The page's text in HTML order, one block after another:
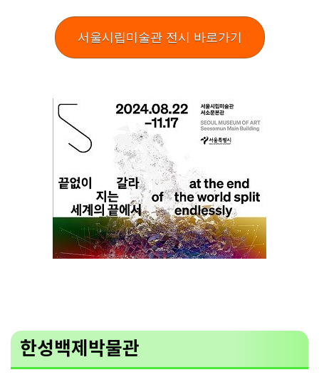
서울시립미술관 전시 바로가기
한성백제박물관